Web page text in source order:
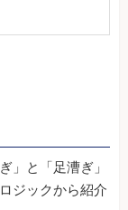
」と「足漕ぎ」
ジックから紹介